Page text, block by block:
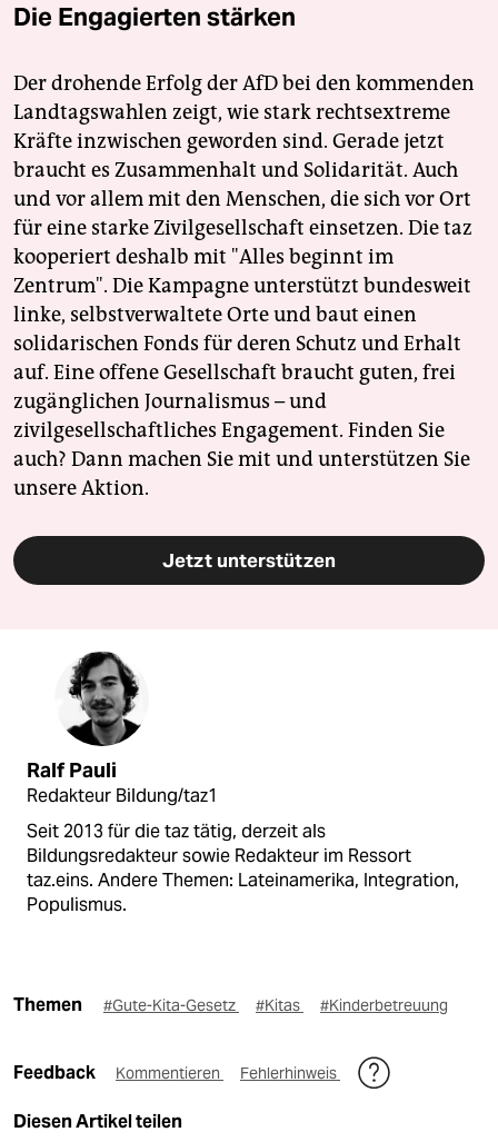
Die Engagierten stärken
Der drohende Erfolg der AfD bei den kommenden
Landtagswahlen zeigt, wie stark rechtsextreme
Kräfte inzwischen geworden sind. Gerade jetzt
braucht es Zusammenhalt und Solidarität. Auch
und vor allem mit den Menschen, die sich vor Ort
für eine starke Zivilgesellschaft einsetzen. Die taz
kooperiert deshalb mit "Alles beginnt im
Zentrum". Die Kampagne unterstützt bundesweit
linke, selbstverwaltete Orte und baut einen
solidarischen Fonds für deren Schutz und Erhalt
auf. Eine offene Gesellschaft braucht guten, frei
zugänglichen Journalismus – und
zivilgesellschaftliches Engagement. Finden Sie
auch? Dann machen Sie mit und unterstützen Sie
unsere Aktion.
Jetzt unterstützen
Ralf Pauli
Redakteur Bildung/taz1
Seit 2013 für die taz tätig, derzeit als
Bildungsredakteur sowie Redakteur im Ressort
taz.eins. Andere Themen: Lateinamerika, Integration,
Populismus.
Themen #Gute-Kita-Gesetz #Kitas #Kinderbetreuung
Feedback Kommentieren Fehlerhinweis
Diesen Artikel teilen